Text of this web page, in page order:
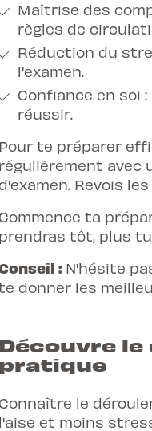
Maîtrise des
règles de
Réduction du
l'examen.
Confiance en soi
réussir.
Pour te préparer
régulièrement avec
d'examen. Revois
Commence ta
prendras tôt, plus tu
: N'hésite
donner les
Découvre
pratique
Connaître le
l'aise et moins